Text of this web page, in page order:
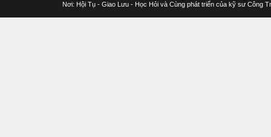
Nơi: Hội Tụ - Giao Lưu - Học Hỏi và Cùng phát triển của kỹ sư Công